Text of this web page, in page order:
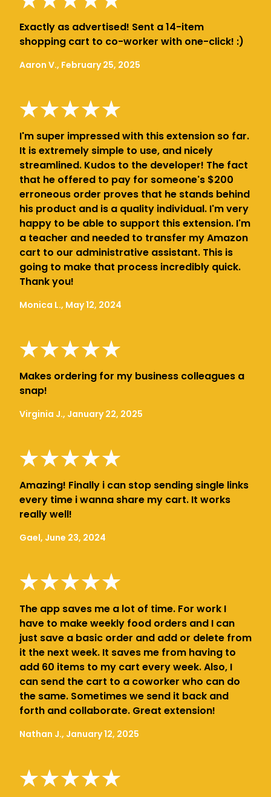
Exactly as advertised! Sent a 14-item
shopping cart to co-worker with one-click! :)
Aaron V., February 25, 2025
I'm super impressed with this extension so far.
It is extremely simple to use, and nicely
streamlined. Kudos to the developer! The fact
that he offered to pay for someone's $200
erroneous order proves that he stands behind
his product and is a quality individual. I'm very
happy to be able to support this extension. I'm
a teacher and needed to transfer my Amazon
cart to our administrative assistant. This is
going to make that process incredibly quick.
Thank you!
Monica L., May 12, 2024
Makes ordering for my business colleagues a
snap!
Virginia J., January 22, 2025
Amazing! Finally i can stop sending single links
every time i wanna share my cart. It works
really well!
Gael, June 23, 2024
The app saves me a lot of time. For work I
have to make weekly food orders and I can
just save a basic order and add or delete from
it the next week. It saves me from having to
add 60 items to my cart every week. Also, I
can send the cart to a coworker who can do
the same. Sometimes we send it back and
forth and collaborate. Great extension!
Nathan J., January 12, 2025